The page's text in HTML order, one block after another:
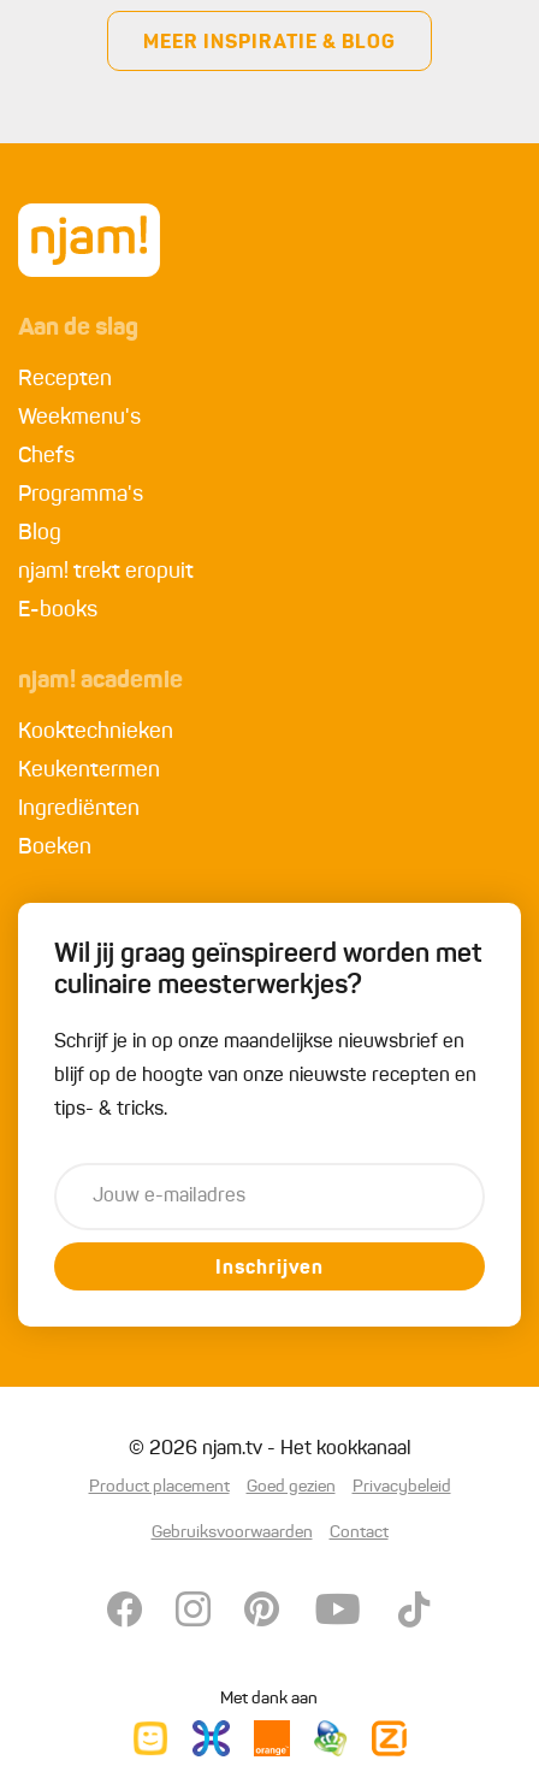
MEER INSPIRATIE & BLOG
Aan de slag
Recepten
Weekmenu's
Chefs
Programma's
Blog
njam! trekt eropuit
E-books
njam! academie
Kooktechnieken
Keukentermen
Ingrediënten
Boeken
Wil jij graag geïnspireerd worden met
culinaire meesterwerkjes?
Schrijf je in op onze maandelijkse nieuwsbrief en
blijf op de hoogte van onze nieuwste recepten en
tips- & tricks.
Inschrijven
© 2026 njam.tv - Het kookkanaal
Product placement Goed gezien Privacybeleid
Gebruiksvoorwaarden Contact
Met dank aan